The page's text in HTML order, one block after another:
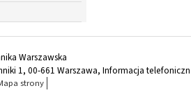
Warszawska
1, 00-661 Warszawa, Informacja
strony